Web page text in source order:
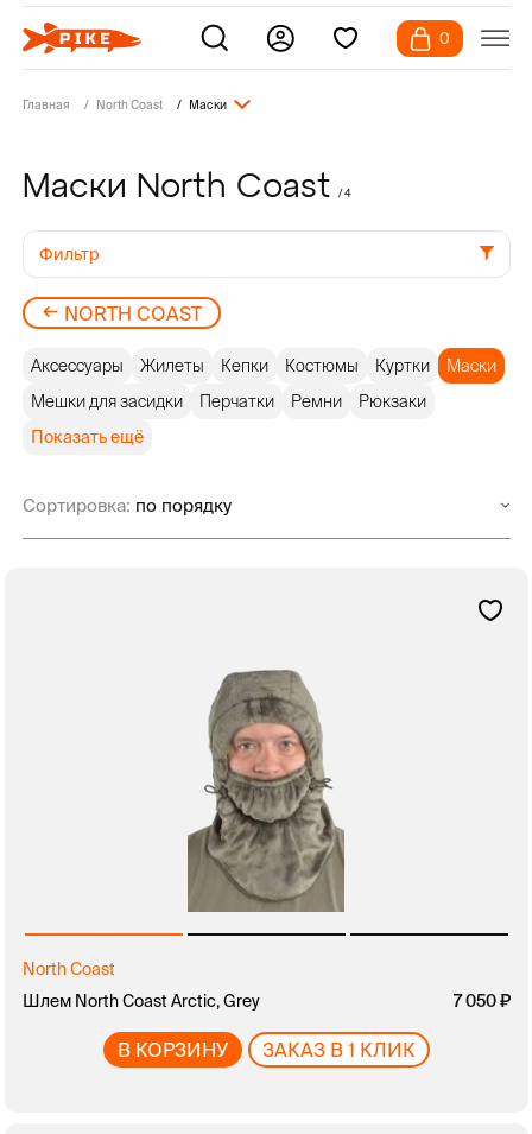
0
Главная North Coast Маски
Маски North Coast / 4
Фильтр
NORTH COAST
Аксессуары Жилеты Кепки Костюмы Куртки
Маски
Мешки для засидки
Перчатки Ремни
Рюкзаки
Показать ещё
Сортировка:
North Coast
Шлем North Coast Arctic, Grey
7 050
В КОРЗИНУ ЗАКАЗ В 1 КЛИК